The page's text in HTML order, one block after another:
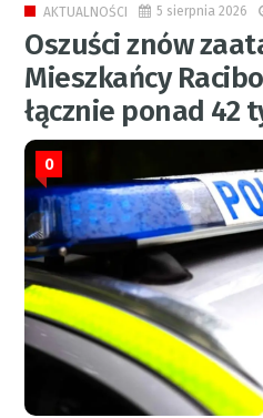
AKTUALNOŚCI 5 sierpnia 2026
Oszuści znów
Mieszkańcy
łącznie ponad 42
0